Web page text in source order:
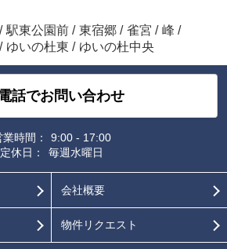
/ 駅東公園前 / 東宿郷 / 雀宮 / 峰 /
/ ゆいの杜東 / ゆいの杜中央
話でお問い合わせ
業時間：
9:00 - 17:00
定休日：
毎週水曜日
会社概要
物件リクエスト